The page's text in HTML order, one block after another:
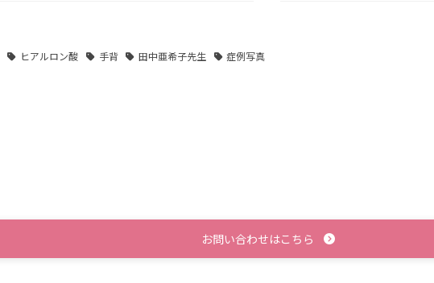
ヒアルロン酸 手背 田中亜希子先生 症例写真
お問い合わせはこちら